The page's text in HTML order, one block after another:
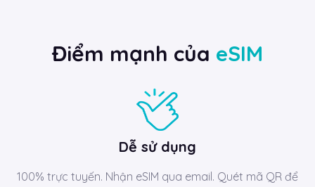
Điểm mạnh của eSIM
Dễ sử dụng
100% trực tuyến. Nhận eSIM qua email. Quét mã QR để